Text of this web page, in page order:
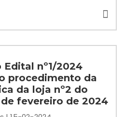
Edital nº1/2024
procedimento da
da loja nº2 do
fevereiro de 2024